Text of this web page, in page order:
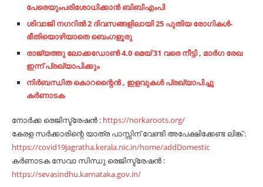
പേരെയുംപരിശോധിക്കാൻ ബിബിഎംപി
ശിവാജി നഗറിൽ 2 ദിവസങ്ങളിലായി 25 പുതിയ രോഗികൾ-
ഭീതിയൊഴിയാതെ ബെംഗളൂരു
രാജ്യത്തു ലോക്കഡോൺ 4.0 മെയ് 31 വരെ നീട്ടി , മാർഗ രേഖ
ഇന്ന് പ്രഖ്യാപിക്കും
നിർബന്ധിത കൊറന്റൈൻ , ഇളവുകൾ പ്രഖ്യാപിച്ചു
കർണാടക
നോർക്ക രെജിസ്ട്രേഷൻ : https://norkaroots.org/
കേരള സർക്കാരിന്റെ യാത്ര പാസ്സിന് വേണ്ടി അപേക്ഷിക്കേണ്ട ലിങ്ക് :
https://covid19jagratha.kerala.nic.in/home/addDomestic
കർണാടക സേവാ സിന്ധു രെജിസ്ട്രേഷൻ :
https://sevasindhu.karnataka.gov.in/